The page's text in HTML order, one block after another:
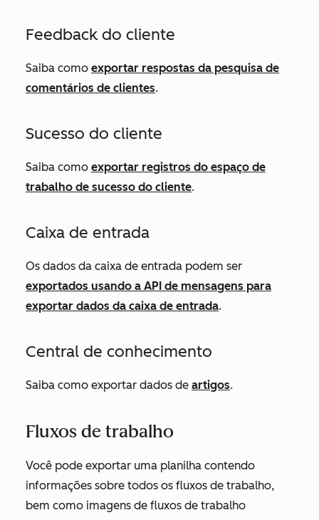
Feedback do cliente
Saiba como exportar respostas da pesquisa de
comentários de clientes.
Sucesso do cliente
Saiba como exportar registros do espaço de
trabalho de sucesso do cliente.
Caixa de entrada
Os dados da caixa de entrada podem ser
exportados usando a API de mensagens para
exportar dados da caixa de entrada.
Central de conhecimento
Saiba como exportar dados de artigos.
Fluxos de trabalho
Você pode exportar uma planilha contendo
informações sobre todos os fluxos de trabalho,
bem como imagens de fluxos de trabalho